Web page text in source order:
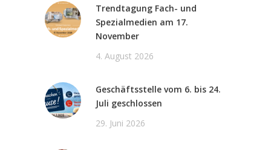
Trendtagung Fach- und
Spezialmedien am 17.
November
4. August 2026
Geschäftsstelle vom 6. bis 24.
Juli geschlossen
29. Juni 2026